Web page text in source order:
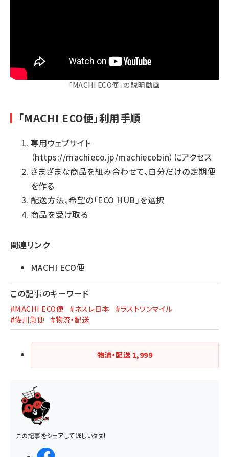
「MACHI ECO便」の説明動画
「MACHI ECO便」利用手順
専用ウェブサイト
（https://machieco.jp/machiecobin） にアクセス
さまざまな商品を組み合わせて、自分だけの定期便
を作る
配送方法、希望の「ECO HUB」を選択
商品を受け取る
関連リンク
MACHI ECO便
この記事のキーワード
#MACHI ECO便 #ネスレ日本
#ラストワンマイル
#佐川急便
#物流・配送
物流・配送 1,999
この記事をシェアしてほしいタヌ！